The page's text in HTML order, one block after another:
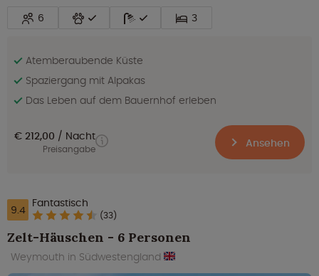
6 3
Atemberaubende Küste
Spaziergang mit Alpakas
Das Leben auf dem Bauernhof erleben
€ 212,00 Nacht
Preisangabe Ansehen
9.4 Fantastisch
(33)
Zelt-Häuschen - 6 Personen
Weymouth in Südwestengland